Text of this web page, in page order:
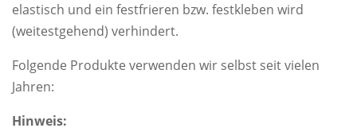
elastisch und ein festfrieren bzw. festkleben wird
(weitestgehend) verhindert.
Folgende Produkte verwenden wir selbst seit vielen
Jahren:
Hinweis: